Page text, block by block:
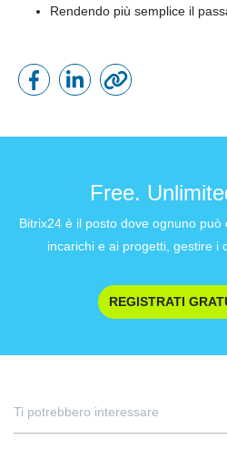
Rendendo più semplice il
Free.
Bitrix24 è il posto dove ognuno
incarichi e ai progetti, gestire i
REGISTRATI
Ti potrebbero interessare